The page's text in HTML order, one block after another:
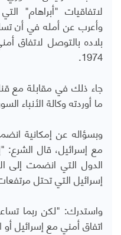
لاتفاقيات "أبراهام"
وأعرب عن أمله في أن
بلاده بالتوصل لاتفاق
1974.
جاء ذلك في مقابلة مع
ما أوردته وكالة الأنباء
وبسؤاله عن إمكانية
مع إسرائيل، قال
الدول التي انضمت إلى
إسرائيل التي تحتل مرتفعات
واستدرك: "لكن ربما
اتفاق أمني مع إسرائيل أو